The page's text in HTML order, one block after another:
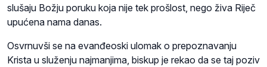
slušaju Božju poruku koja nije tek prošlost, nego živa Riječ
upućena nama danas.
Osvrnuvši se na evanđeoski ulomak o prepoznavanju
Krista u služenju najmanjima, biskup je rekao da se taj poziv